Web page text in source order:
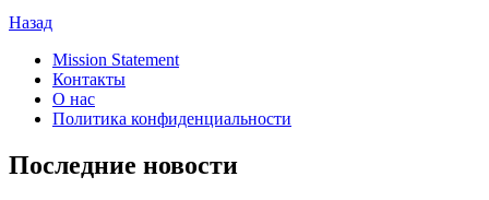
Назад
Mission Statement
Контакты
О нас
Политика конфиденциальности
Последние новости